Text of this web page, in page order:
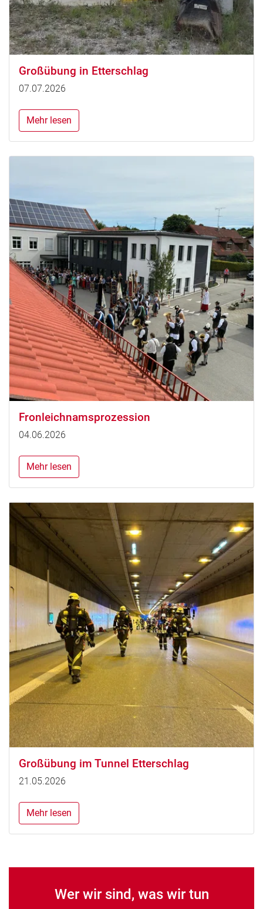
Großübung in Etterschlag
07.07.2026
Mehr lesen
Fronleichnamsprozession
04.06.2026
Mehr lesen
Großübung im Tunnel Etterschlag
21.05.2026
Mehr lesen
Wer wir sind, was wir tun